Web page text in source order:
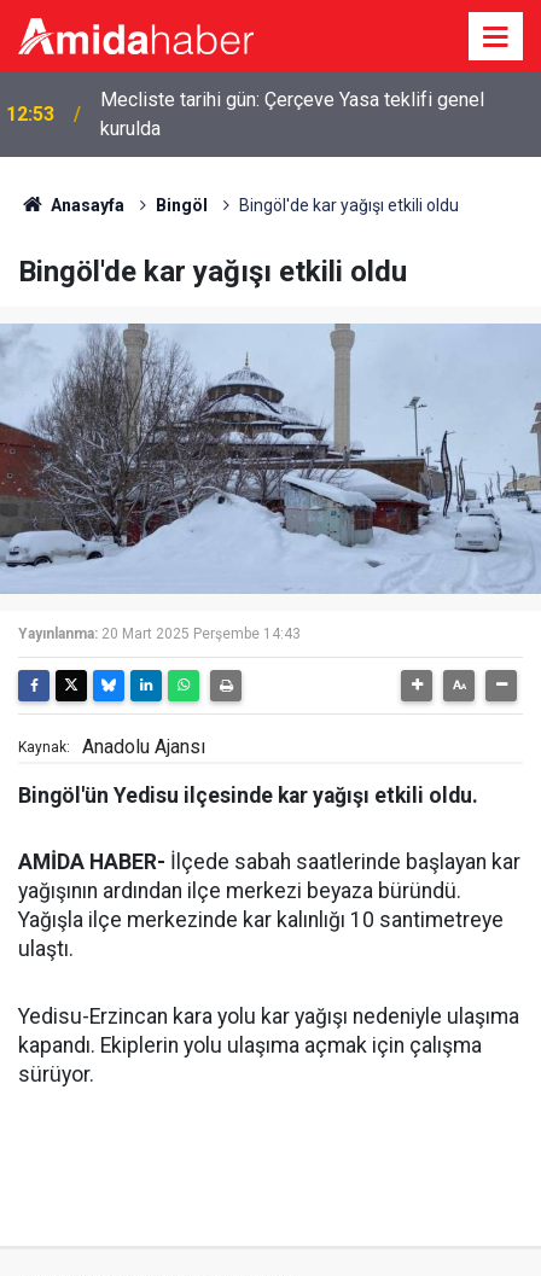
12:53
Mecliste tarihi gün: Çerçeve Yasa teklifi genel
kurulda
Anasayfa Bingöl Bingöl'de kar yağışı etkili oldu
Bingöl'de kar yağışı etkili oldu
Yayınlanma: 20 Mart 2025 Perşembe 14:43
Kaynak: Anadolu Ajansı
Bingöl'ün Yedisu ilçesinde kar yağışı etkili oldu.
AMİDA HABER- İlçede sabah saatlerinde başlayan kar
yağışının ardından ilçe merkezi beyaza büründü.
Yağışla ilçe merkezinde kar kalınlığı 10 santimetreye
ulaştı.
Yedisu-Erzincan kara yolu kar yağışı nedeniyle ulaşıma
kapandı. Ekiplerin yolu ulaşıma açmak için çalışma
sürüyor.